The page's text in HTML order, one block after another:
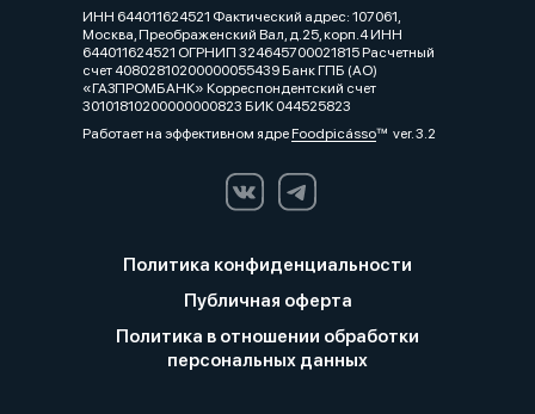
ИНН 644011624521 Фактический адрес: 107061,
Москва, Преображенский Вал, д.25, корп.4 ИНН
644011624521 ОГРНИП 324645700021815 Расчетный
счет 40802810200000055439 Банк ГПБ (АО)
«ГАЗПРОМБАНК» Корреспондентский счет
30101810200000000823 БИК 044525823
Работает на эффективном ядреFoodpicássover. 3.2
Политика конфиденциальности
Публичная оферта
Политика в отношении обработки
персональных данных